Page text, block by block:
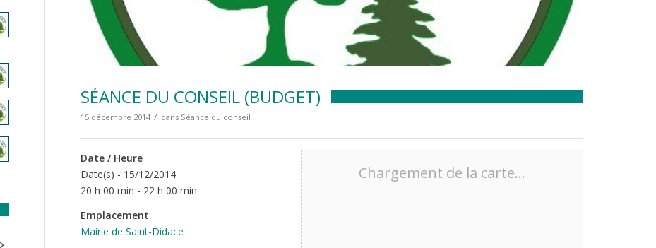
SÉANCE DU CONSEIL (BUDGET)
15 décembre 2014 / dans Séance du conseil
Chargement de la carte…
Date / Heure
Date(s) - 15/12/2014
20 h 00 min - 22 h 00 min
Emplacement
Mairie de Saint-Didace